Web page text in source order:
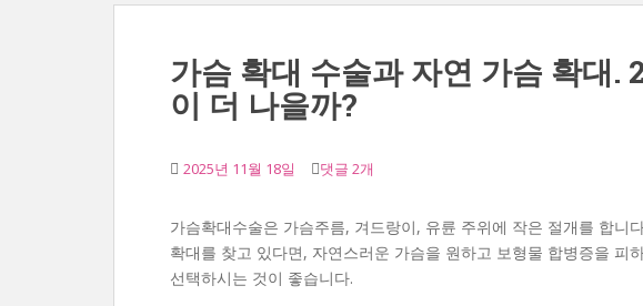
가슴 확대 수술과 자연 가슴 확대.
이 더 나을까?
2025년 11월 18일 댓글 2개
가슴확대수술은 가슴주름, 겨드랑이, 유륜 주위에 작은 절개를 합니
확대를 찾고 있다면, 자연스러운 가슴을 원하고 보형물 합병증을 피
선택하시는 것이 좋습니다.